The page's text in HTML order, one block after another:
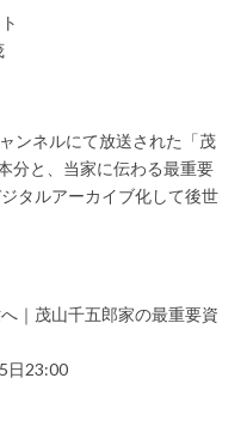
ンネルにて放送された「茂
分と、当家に伝わる最重要
タルアーカイブ化して後世
｜茂山千五郎家の最重要資
日23:00